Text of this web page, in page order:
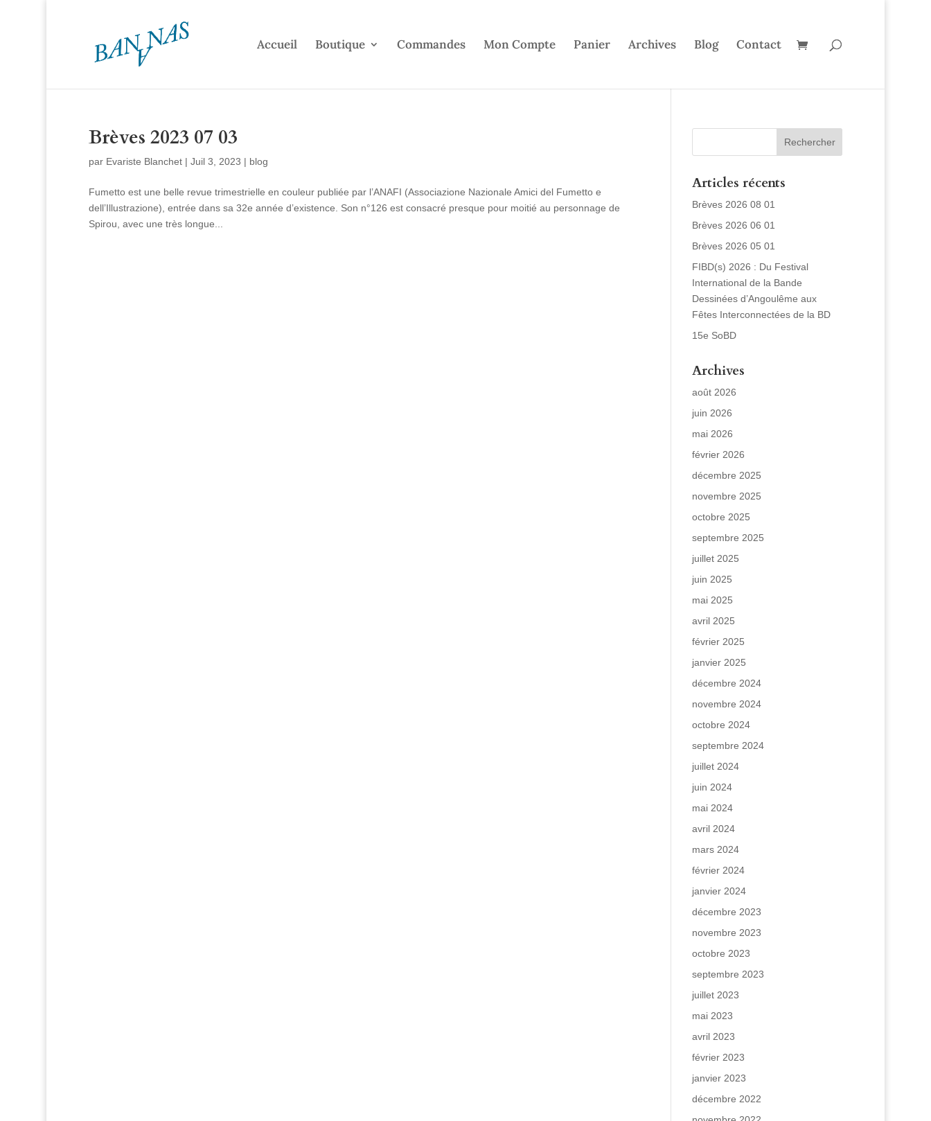
Accueil Boutique Commandes Mon Compte Panier Archives Blog Contact
Brèves 2023 07 03
par Evariste Blanchet| Juil 3, 2023 | blog
Fumetto est une belle revue trimestrielle en couleur publiée par l’ANAFI (Associazione Nazionale Amici del Fumetto e
dell’Illustrazione), entrée dans sa 32e année d’existence. Son n°126 est consacré presque pour moitié au personnage de
Spirou, avec une très longue...
Articles récents
Brèves 2026 08 01
Brèves 2026 06 01
Brèves 2026 05 01
FIBD(s) 2026 : Du Festival
International de la Bande
Dessinées d’Angoulême aux
Fêtes Interconnectées de la BD
15e SoBD
Archives
août 2026
juin 2026
mai 2026
février 2026
décembre 2025
novembre 2025
octobre 2025
septembre 2025
juillet 2025
juin 2025
mai 2025
avril 2025
février 2025
janvier 2025
décembre 2024
novembre 2024
octobre 2024
septembre 2024
juillet 2024
juin 2024
mai 2024
avril 2024
mars 2024
février 2024
janvier 2024
décembre 2023
novembre 2023
octobre 2023
septembre 2023
juillet 2023
mai 2023
avril 2023
février 2023
janvier 2023
décembre 2022